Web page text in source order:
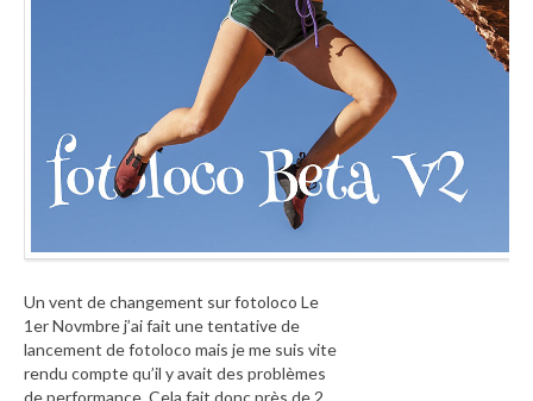
Un vent de changement sur fotoloco Le
1er Novmbre j’ai fait une tentative de
lancement de fotoloco mais je me suis vite
rendu compte qu’il y avait des problèmes